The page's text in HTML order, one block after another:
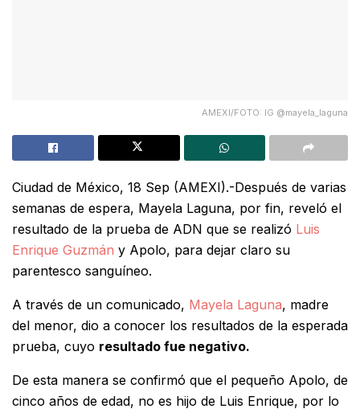
AMEXI/FOTO: IG @mayela_laguna
Ciudad de México, 18 Sep (AMEXI).-Después de varias
semanas de espera, Mayela Laguna, por fin, reveló el
resultado de la prueba de ADN que se realizó Luis
Enrique Guzmán y Apolo, para dejar claro su
parentesco sanguíneo.
A través de un comunicado, Mayela Laguna, madre
del menor, dio a conocer los resultados de la esperada
prueba, cuyo resultado fue negativo.
De esta manera se confirmó que el pequeño Apolo, de
cinco años de edad, no es hijo de Luis Enrique, por lo